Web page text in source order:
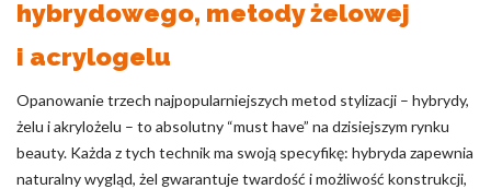
hybrydowego, metody żelowej
i acrylogelu
Opanowanie trzech najpopularniejszych metod stylizacji – hybrydy,
żelu i akrylożelu – to absolutny “must have” na dzisiejszym rynku
beauty. Każda z tych technik ma swoją specyfikę: hybryda zapewnia
naturalny wygląd, żel gwarantuje twardość i możliwość konstrukcji,